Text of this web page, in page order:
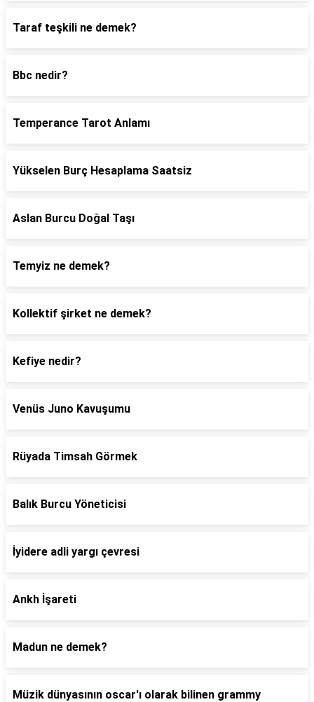
Taraf teşkili ne demek?
Bbc nedir?
Temperance Tarot Anlamı
Yükselen Burç Hesaplama Saatsiz
Aslan Burcu Doğal Taşı
Temyiz ne demek?
Kollektif şirket ne demek?
Kefiye nedir?
Venüs Juno Kavuşumu
Rüyada Timsah Görmek
Balık Burcu Yöneticisi
İyidere adli yargı çevresi
Ankh İşareti
Madun ne demek?
Müzik dünyasının oscar'ı olarak bilinen grammy